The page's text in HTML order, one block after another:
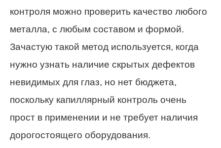
контроля можно проверить качество любого
металла, с любым составом и формой.
Зачастую такой метод используется, когда
нужно узнать наличие скрытых дефектов
невидимых для глаз, но нет бюджета,
поскольку капиллярный контроль очень
прост в применении и не требует наличия
дорогостоящего оборудования.